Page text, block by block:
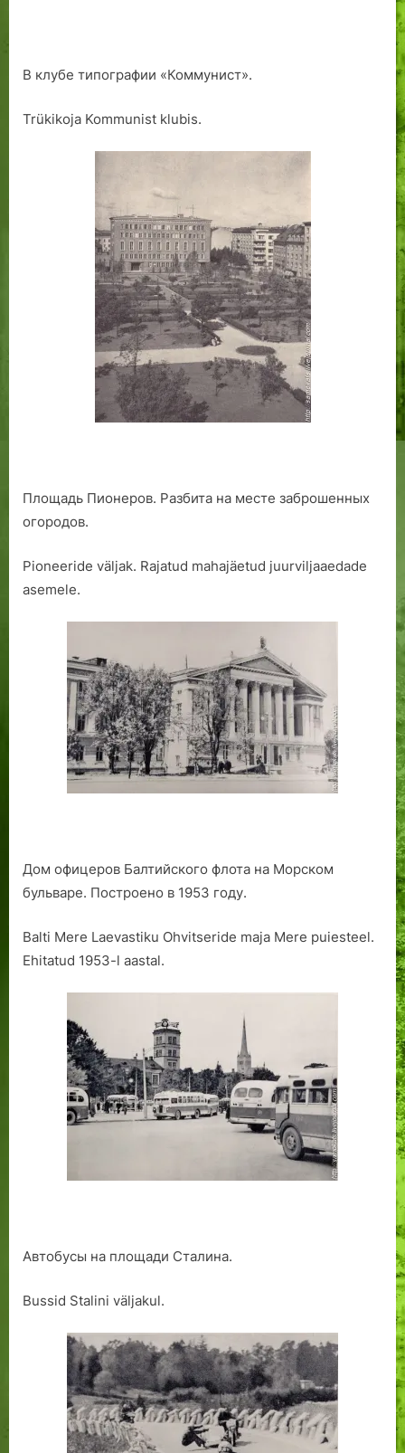
В клубе типографии «Коммунист».
Trükikoja Kommunist klubis.
Площадь Пионеров. Разбита на месте заброшенных
огородов.
Pioneeride väljak. Rajatud mahajäetud juurviljaaedade
asemele.
Дом офицеров Балтийского флота на Морском
бульваре. Построено в 1953 году.
Balti Mere Laevastiku Ohvitseride maja Mere puiesteel.
Ehitatud 1953-l aastal.
Автобусы на площади Сталина.
Bussid Stalini väljakul.